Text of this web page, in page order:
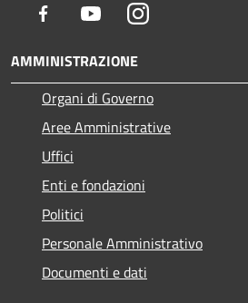
Facebook YoutubeInstagram
AMMINISTRAZIONE
Organi di Governo
Aree Amministrative
Uffici
Enti e fondazioni
Politici
Personale Amministrativo
Documenti e dati